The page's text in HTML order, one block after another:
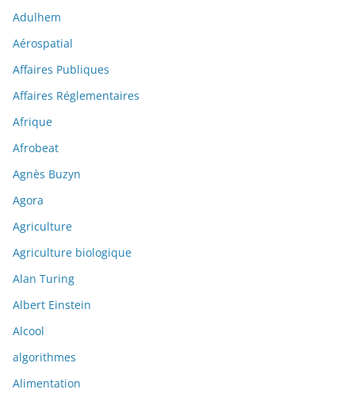
Adulhem
Aérospatial
Affaires Publiques
Affaires Réglementaires
Afrique
Afrobeat
Agnès Buzyn
Agora
Agriculture
Agriculture biologique
Alan Turing
Albert Einstein
Alcool
algorithmes
Alimentation